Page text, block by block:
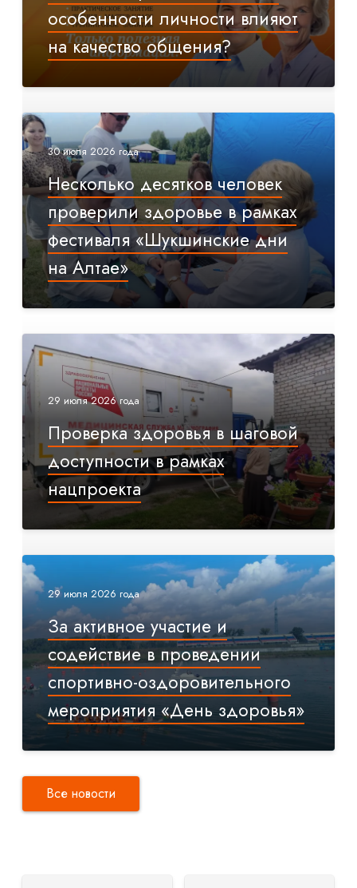
особенности личности влияют
на качество общения?
30 июля 2026 года
Несколько десятков человек
проверили здоровье в рамках
фестиваля «Шукшинские дни
на Алтае»
29 июля 2026 года
Проверка здоровья в шаговой
доступности в рамках
нацпроекта
29 июля 2026 года
За активное участие и
содействие в проведении
спортивно-оздоровительного
мероприятия «День здоровья»
Все новости